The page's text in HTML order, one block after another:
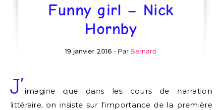
Funny girl – Nick
Hornby
19 janvier 2016 - Par Bernard
J’imagine que dans les cours de narration
littéraire, on insiste sur l’importance de la première